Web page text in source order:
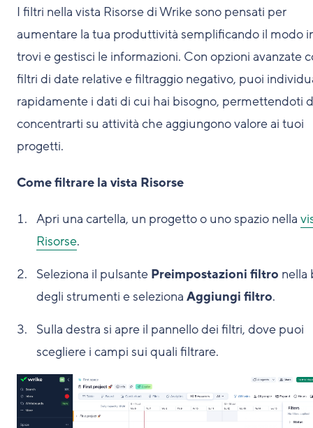
I filtri nella vista Risorse di Wrike sono pensati per
aumentare la tua produttività semplificando il modo
trovi e gestisci le informazioni. Con opzioni avanzate
filtri di date relative e filtraggio negativo, puoi
rapidamente i dati di cui hai bisogno, permettendoti
concentrarti su attività che aggiungono valore ai tuoi
progetti.
Come filtrare la vista Risorse
Apri una cartella, un progetto o uno spazio nella
Risorse.
Seleziona il pulsante Preimpostazioni filtro nella
degli strumenti e seleziona Aggiungi filtro.
Sulla destra si apre il pannello dei filtri, dove puoi
scegliere i campi sui quali filtrare.